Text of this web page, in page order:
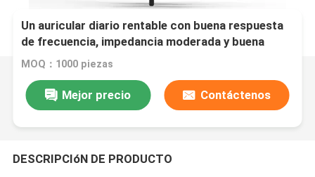
Un auricular diario rentable con buena respuesta
de frecuencia, impedancia moderada y buena
sensibilidad, adecuado para escenarios como
escuchar música y conversaciones telefónicas
MOQ：1000 piezas
Mejor precio Contáctenos
DESCRIPCIóN DE PRODUCTO